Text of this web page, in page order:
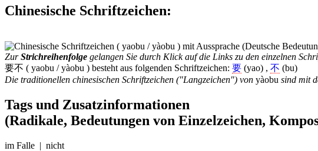
Chinesische Schriftzeichen:
ZurStrichreihenfolge gelangen Sie durch Klick auf die Links zu den einzelnen
要不 ( yaobu / yàobu ) besteht aus folgenden Schriftzeichen: 要 (yao) , 不 (bu)
Die traditionellen chinesischen Schriftzeichen ("Langzeichen") von yàobu sind mit
Tags und Zusatzinformationen
(Radikale, Bedeutungen von Einzelzeichen,
im Falle | nicht